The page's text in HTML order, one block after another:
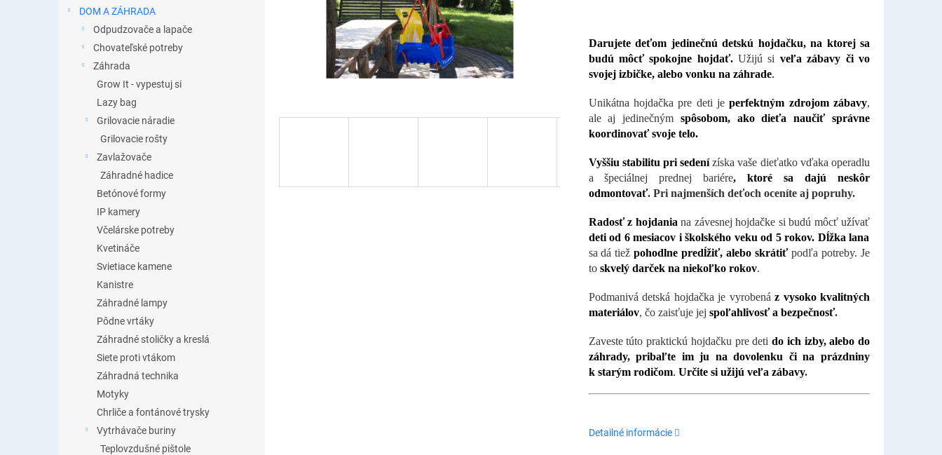
DOM A ZÁHRADA
Odpudzovače a lapače
Chovateľské potreby
Záhrada
Grow It - vypestuj si
Lazy bag
Grilovacie náradie
Grilovacie rošty
Zavlažovače
Záhradné hadice
Betónové formy
IP kamery
Včelárske potreby
Kvetináče
Svietiace kamene
Kanistre
Záhradné lampy
Pôdne vrtáky
Záhradné stoličky a kreslá
Siete proti vtákom
Záhradná technika
Motyky
Chrliče a fontánové trysky
Vytrhávače buriny
Teplovzdušné pištole
Darujete deťom jedinečnú detskú hojdačku, na ktorej sa
budú môcť spokojne hojdať. Užijú si veľa zábavy či vo
svojej izbičke, alebo vonku na záhrade.
Unikátna hojdačka pre deti jeperfektným zdrojom zábavy,
ale aj jedinečným spôsobom, ako dieťa naučiť správne
koordinovať svoje telo.
Vyššiu stabilitu pri sedenízíska vaše dieťatko vďaka operadlu
a špeciálnej prednej bariére, ktoré sa dajú neskôr
odmontovať. Pri najmenších deťoch oceníte aj popruhy.
Radosť z hojdania na závesnej hojdačke si budú môcť užívať
deti od 6 mesiacov i školského veku od 5 rokov. Dĺžka lana
sa dá tiež pohodlne predĺžiť, alebo skrátiťpodľa potreby. Je
toskvelý darček na niekoľko rokov.
Podmanivá detská hojdačka je vyrobená z vysoko kvalitných
materiálov, čo zaisťuje jej spoľahlivosť a bezpečnosť.
Zaveste túto praktickú hojdačku pre deti do ich izby, alebo do
záhrady, pribaľte im ju na dovolenku či na prázdniny
k starým rodičom. Určite si užijú veľa zábavy.
Detailné informácie